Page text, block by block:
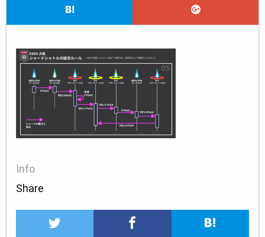
Info
Share